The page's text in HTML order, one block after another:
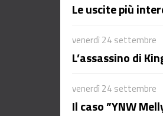
Le uscite più
venerdì 24 settembre
L’assassino di
venerdì 24 settembre
Il caso ”YNW